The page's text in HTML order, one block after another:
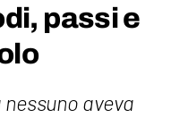
passi e
aveva